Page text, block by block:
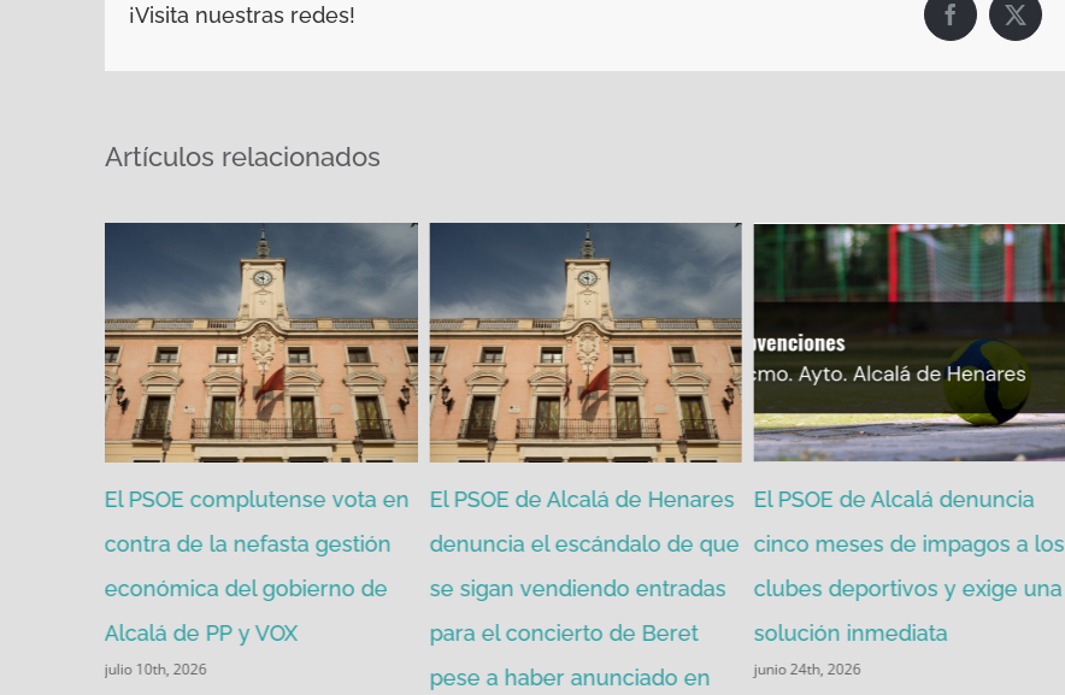
¡Visita nuestras redes! Facebook
X
Artículos relacionados
El PSOE complutense vota en
contra de la nefasta gestión
económica del gobierno de
Alcalá de PP y VOX
julio 10th, 2026
El PSOE de Alcalá de Henares
denuncia el escándalo de que
se sigan vendiendo entradas
para el concierto de Beret
pese a haber anunciado en
El PSOE de Alcalá denuncia
cinco meses de impagos a los
clubes deportivos y exige una
solución inmediata
junio 24th, 2026